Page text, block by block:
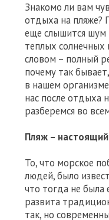
Знакомо ли вам
отдыха на
еще слышится шум
теплых
словом – полный
почему так
в нашем
нас после отдыха
разберемся во
Пляж –
То, что морское
людей, было
что тогда не
развита
так, но